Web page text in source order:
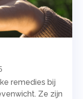
remedies bij
Ze zijn